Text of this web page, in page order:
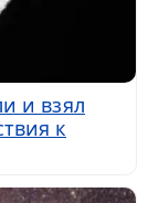
и взял
к